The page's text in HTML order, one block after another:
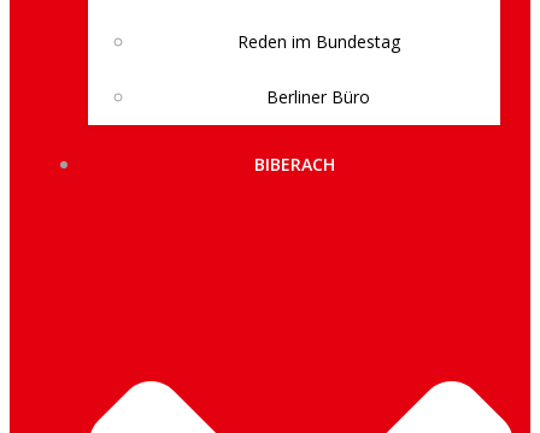
Reden im Bundestag
Berliner Büro
BIBERACH